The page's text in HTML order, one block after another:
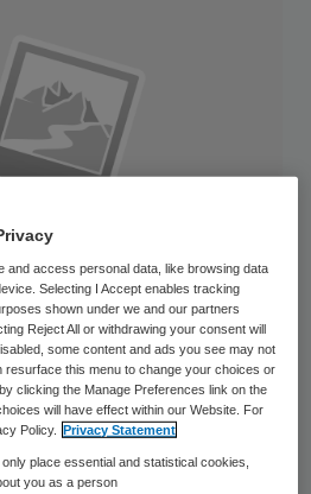
heeft niet
het ziekenhuis een
haar onderarmen vrij
and access personal data, like browsing data
Selecting I Accept enables tracking
shown under we and our partners
Reject All or withdrawing your consent will
some content and ads you see may not
resurface this menu to change your choices or
clicking the Manage Preferences link on the
will have effect within our Website. For
Policy.
Privacy Statement
place essential and statistical cookies,
you as a person